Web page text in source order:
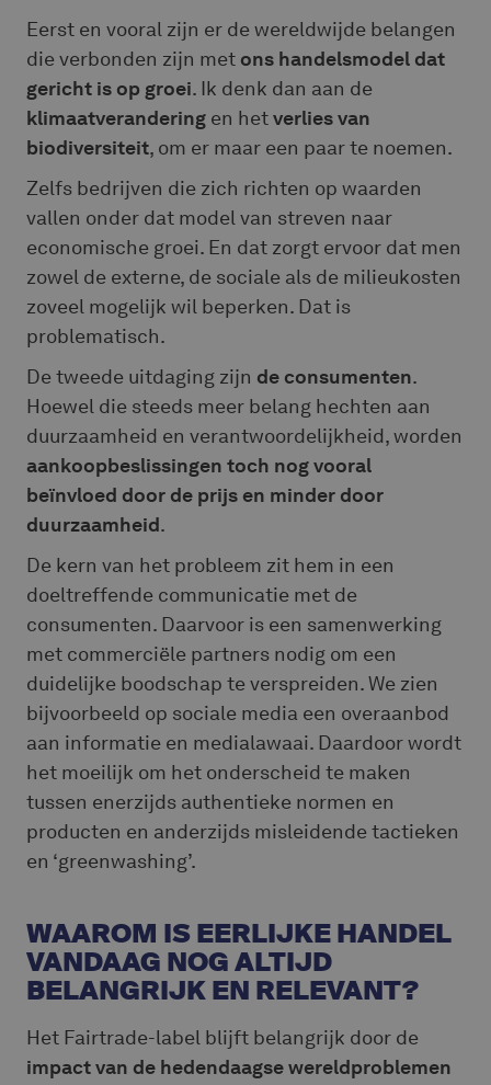
Eerst en vooral zijn er de wereldwijde belangen
die verbonden zijn met ons handelsmodel dat
gericht is op groei. Ik denk dan aan de
klimaatverandering en hetverlies van
biodiversiteit, om er maar een paar te noemen.
Zelfs bedrijven die zich richten op waarden
vallen onder dat model van streven naar
economische groei. En dat zorgt ervoor dat men
zowel de externe, de sociale als de milieukosten
zoveel mogelijk wil beperken. Dat is
problematisch.
De tweede uitdaging zijn de consumenten.
Hoewel die steeds meer belang hechten aan
duurzaamheid en verantwoordelijkheid, worden
aankoopbeslissingen toch nog vooral
beïnvloed door de prijs en minder door
duurzaamheid.
De kern van het probleem zit hem in een
doeltreffende communicatie met de
consumenten. Daarvoor is een samenwerking
met commerciële partners nodig om een
duidelijke boodschap te verspreiden. We zien
bijvoorbeeld op sociale media een overaanbod
aan informatie en medialawaai. Daardoor wordt
het moeilijk om het onderscheid te maken
tussen enerzijds authentieke normen en
producten en anderzijds misleidende tactieken
en ‘greenwashing’.
WAAROM IS EERLIJKE HANDEL
VANDAAG NOG ALTIJD
BELANGRIJK EN RELEVANT?
Het Fairtrade-label blijft belangrijk door de
impact van de hedendaagse wereldproblemen